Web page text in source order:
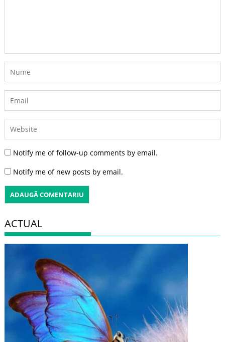
Notify me of follow-up comments by email.
Notify me of new posts by email.
ACTUAL